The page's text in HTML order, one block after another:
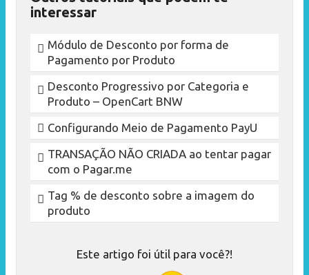
interessar
Módulo de Desconto por forma de
Pagamento por Produto
Desconto Progressivo por Categoria e
Produto – OpenCart BNW
Configurando Meio de Pagamento PayU
TRANSAÇÃO NÃO CRIADA ao tentar pagar
com o Pagar.me
Tag % de desconto sobre a imagem do
produto
Este artigo foi útil para você?!